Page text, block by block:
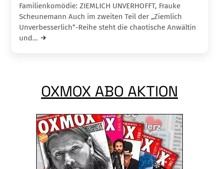
Familienkomödie: ZIEMLICH UNVERHOFFT, Frauke
Scheunemann Auch im zweiten Teil der „Ziemlich
Unver­besserlich“-Reihe steht die chaotische An­wältin
und…
OXMOX ABO AKTION